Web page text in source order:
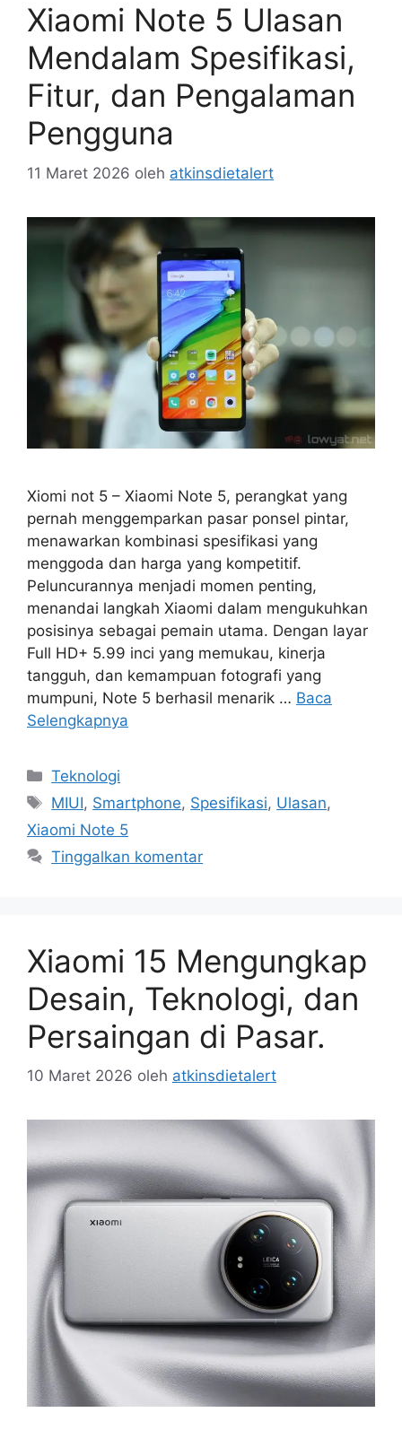
Xiaomi Note 5 Ulasan
Mendalam Spesifikasi,
Fitur, dan Pengalaman
Pengguna
11 Maret 2026 oleh atkinsdietalert
Xiomi not 5 – Xiaomi Note 5, perangkat yang
pernah menggemparkan pasar ponsel pintar,
menawarkan kombinasi spesifikasi yang
menggoda dan harga yang kompetitif.
Peluncurannya menjadi momen penting,
menandai langkah Xiaomi dalam mengukuhkan
posisinya sebagai pemain utama. Dengan layar
Full HD+ 5.99 inci yang memukau, kinerja
tangguh, dan kemampuan fotografi yang
mumpuni, Note 5 berhasil menarik … Baca
Selengkapnya
Kategori
Teknologi
Tag
MIUI, Smartphone, Spesifikasi, Ulasan,
Xiaomi Note 5
Tinggalkan komentar
Xiaomi 15 Mengungkap
Desain, Teknologi, dan
Persaingan di Pasar.
10 Maret 2026 oleh atkinsdietalert